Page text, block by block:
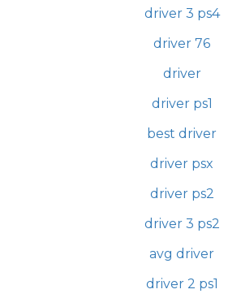
driver 3 ps4
driver 76
driver
driver ps1
best driver
driver psx
driver ps2
driver 3 ps2
avg driver
driver 2 ps1